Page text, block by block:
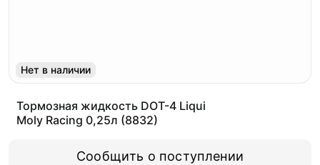
Нет в наличии
Тормозная жидкость DOT-4 Liqui
Moly Racing 0,25л (8832)
Сообщить о поступлении